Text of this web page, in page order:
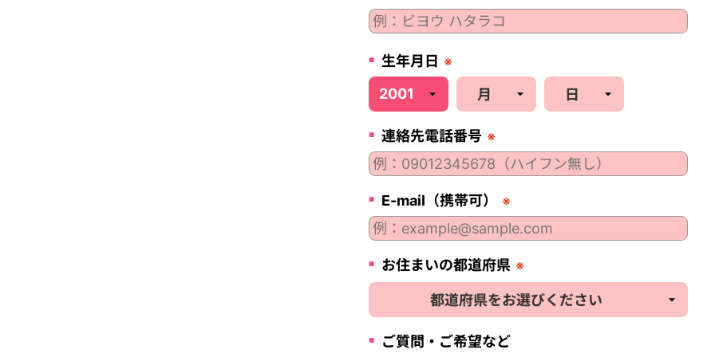
生年月日 ※
連絡先電話番号 ※
E-mail（携帯可） ※
お住まいの都道府県 ※
ご質問・ご希望など